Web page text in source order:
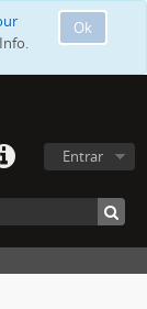
Ok
Entrar